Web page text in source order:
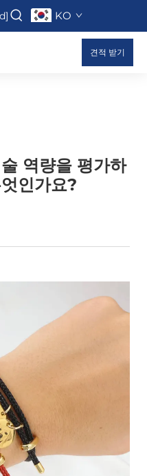
KO
견적 받기
역량을 평가하
인가요?